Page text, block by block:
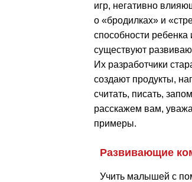
игр, негативно
о «бродилках» и
способности
существуют
Их разработчики
создают продукты,
считать, писать,
расскажем вам,
примеры.
Развивающие
Учить малышей с